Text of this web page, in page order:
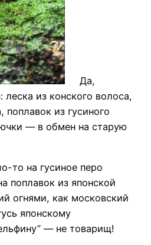
Да,
леска из конского волоса,
поплавок из гусиного
— в обмен на старую
гусиное перо
поплавок из японской
огнями, как московский
японскому
— не товарищ!